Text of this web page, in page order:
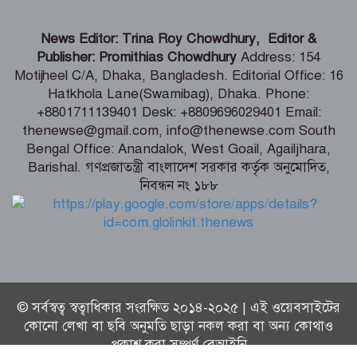
চাইলেন ফিফা সভাপতি
দেশের সব নাগরিকের মানসম্মত স্বাস্থ্যসেবা
নিশ্চিতে কাজ করছে সরকার : স্বাস্থ্য প্রতিমন্ত্রী
জেরুজালেম ইস্যুতে ঐক্যবদ্ধ হতে জর্ডানে
মুসলিম দেশগুলোর বৈঠক
News Editor: Trina Roy Chowdhury, Editor &
Publisher: Promithias Chowdhury Address: 154
Motijheel C/A, Dhaka, Bangladesh. Editorial Office: 16
Hatkhola Lane(Swamibag), Dhaka. Phone:
+8801711139401 Desk: +8809696029401 Email:
thenewse@gmail.com, info@thenewse.com South
Bengal Office: Anandalok, West Goail, Agailjhara,
Barishal. গণপ্রজাতন্ত্রী বাংলাদেশ সরকার কর্তৃক অনুমোদিত,
নিবন্ধন নং ১৮৮
© সর্বস্বত্ব স্বত্বাধিকার সংরক্ষিত ২০১৪-২০২৫ | এই ওয়েবসাইটের
কোনো লেখা বা ছবি অনুমতি ছাড়া নকল করা বা অন্য কোথাও
প্রকাশ করা সম্পূর্ণ বেআইনি